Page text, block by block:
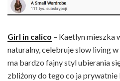
Girl in calico – Kaetlyn mieszka
naturalny, celebruje slow living
ma bardzo fajny styl ubierania
zbliżony do tego co ja